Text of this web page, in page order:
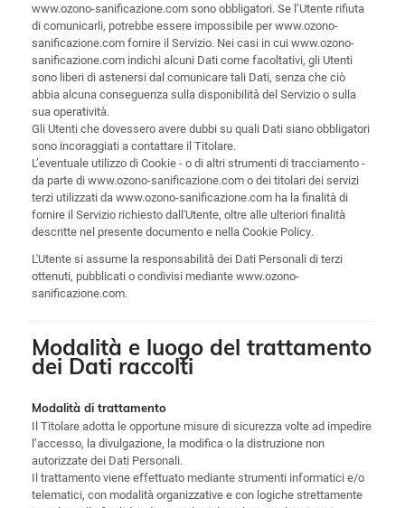
www.ozono-sanificazione.com sono obbligatori. Se l’Utente rifiuta
di comunicarli, potrebbe essere impossibile per www.ozono-
sanificazione.com fornire il Servizio. Nei casi in cui www.ozono-
sanificazione.com indichi alcuni Dati come facoltativi, gli Utenti
sono liberi di astenersi dal comunicare tali Dati, senza che ciò
abbia alcuna conseguenza sulla disponibilità del Servizio o sulla
sua operatività.
Gli Utenti che dovessero avere dubbi su quali Dati siano obbligatori
sono incoraggiati a contattare il Titolare.
L’eventuale utilizzo di Cookie - o di altri strumenti di tracciamento -
da parte di www.ozono-sanificazione.com o dei titolari dei servizi
terzi utilizzati da www.ozono-sanificazione.com ha la finalità di
fornire il Servizio richiesto dall'Utente, oltre alle ulteriori finalità
descritte nel presente documento e nella Cookie Policy.
L'Utente si assume la responsabilità dei Dati Personali di terzi
ottenuti, pubblicati o condivisi mediante www.ozono-
sanificazione.com.
Modalità e luogo del trattamento
dei Dati raccolti
Modalità di trattamento
Il Titolare adotta le opportune misure di sicurezza volte ad impedire
l’accesso, la divulgazione, la modifica o la distruzione non
autorizzate dei Dati Personali.
Il trattamento viene effettuato mediante strumenti informatici e/o
telematici, con modalità organizzative e con logiche strettamente